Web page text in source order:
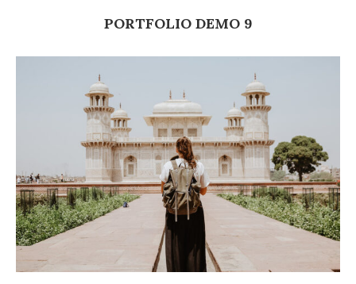
PORTFOLIO DEMO 9